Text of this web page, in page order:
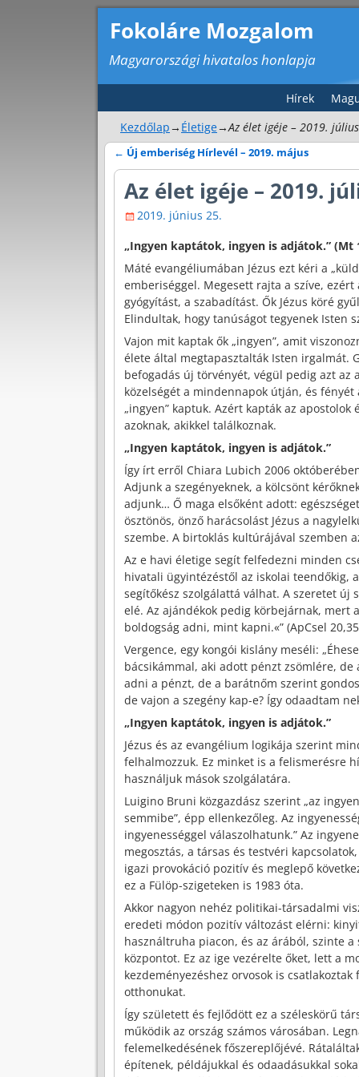
Fokoláre Mozgalom
Magyarországi hivatalos honlapja
Hírek
Kezdőlap→ Életige→Az élet igéje – 2019. július
Bejegyzés navigáció
← Új emberiség Hírlevél – 2019. május
Az élet igéje – 2019.
2019. június 25.
„Ingyen kaptátok, ingyen is adjátok.” (Mt
Máté evangéliumában Jézus ezt kéri a
emberiséggel. Megesett rajta a szíve,
gyógyítást, a szabadítást. Ők Jézus köré
Elindultak, hogy tanúságot tegyenek Isten
Vajon mit kaptak ők „ingyen”, amit
élete által megtapasztalták Isten irgalmát.
befogadás új törvényét, végül pedig azt
közelségét a mindennapok útján, és
„ingyen” kaptuk. Azért kapták az
azoknak, akikkel találkoznak.
„Ingyen kaptátok, ingyen is adjátok.”
Így írt erről Chiara Lubich 2006
Adjunk a szegényeknek, a kölcsönt
adjunk… Ő maga elsőként adott:
ösztönös, önző harácsolást Jézus a
szembe. A birtoklás kultúrájával szemben
Az e havi életige segít felfedezni minden
hivatali ügyintézéstől az iskolai teendőkig,
segítőkész szolgálattá válhat. A szeretet új
elé. Az ajándékok pedig körbejárnak, mert
boldogság adni, mint kapni.«” (ApCsel
Vergence, egy kongói kislány meséli:
bácsikámmal, aki adott pénzt zsömlére,
adni a pénzt, de a barátnőm szerint
de vajon a szegény kap-e? Így odaadtam
„Ingyen kaptátok, ingyen is adjátok.”
Jézus és az evangélium logikája szerint
felhalmozzuk. Ez minket is a felismerésre
használjuk mások szolgálatára.
Luigino Bruni közgazdász szerint „az
semmibe”, épp ellenkezőleg. Az
ingyenességgel válaszolhatunk.” Az
megosztás, a társas és testvéri
igazi provokáció pozitív és meglepő
ez a Fülöp-szigeteken is 1983 óta.
Akkor nagyon nehéz politikai-társadalmi
eredeti módon pozitív változást elérni:
használtruha piacon, és az árából, szinte
központot. Ez az ige vezérelte őket, lett a
kezdeményezéshez orvosok is
otthonukat.
Így született és fejlődött ez a széleskörű
működik az ország számos városában.
felemelkedésének főszereplőjévé.
építenek, példájukkal és odaadásukkal